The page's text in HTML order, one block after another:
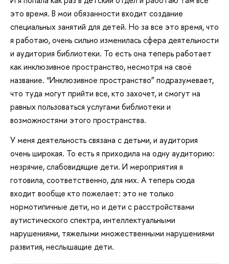
это время. В мои обязанности входит создание
специальных занятий для детей. Но за все это время, что
я работаю, очень сильно изменилась сфера деятельности
и аудитория библиотеки. То есть она теперь работает
как инклюзивное пространство, несмотря на своё
название. “Инклюзивное пространство” подразумевает,
что туда могут прийти все, кто захочет, и смогут на
равных пользоваться услугами библиотеки и
возможностями этого пространства.
У меня деятельность связана с детьми, и аудитория
очень широкая. То есть я приходила на одну аудиторию:
незрячие, слабовидящие дети. И мероприятия я
готовила, соответственно, для них. А теперь сюда
входит вообще кто пожелает: это не только
нормотипичные дети, но и дети с расстройствами
аутистического спектра, интеллектуальными
нарушениями, тяжелыми множественными нарушениями
развития, неслышащие дети.